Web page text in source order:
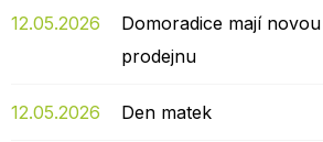
12.05.2026
Domoradice mají
prodejnu
12.05.2026 Den matek